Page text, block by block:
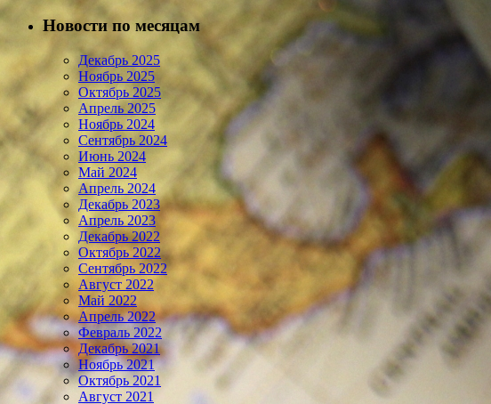
Новости по месяцам
Декабрь 2025
Ноябрь 2025
Октябрь 2025
Апрель 2025
Ноябрь 2024
Сентябрь 2024
Июнь 2024
Май 2024
Апрель 2024
Декабрь 2023
Апрель 2023
Декабрь 2022
Октябрь 2022
Сентябрь 2022
Август 2022
Май 2022
Апрель 2022
Февраль 2022
Декабрь 2021
Ноябрь 2021
Октябрь 2021
Август 2021